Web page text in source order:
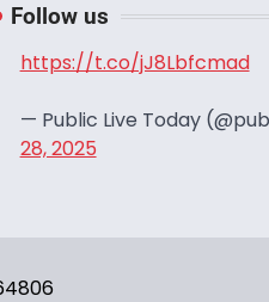
Follow us
https://t.co/jJ8Lbfcmad
— Public Live Today
28, 2025